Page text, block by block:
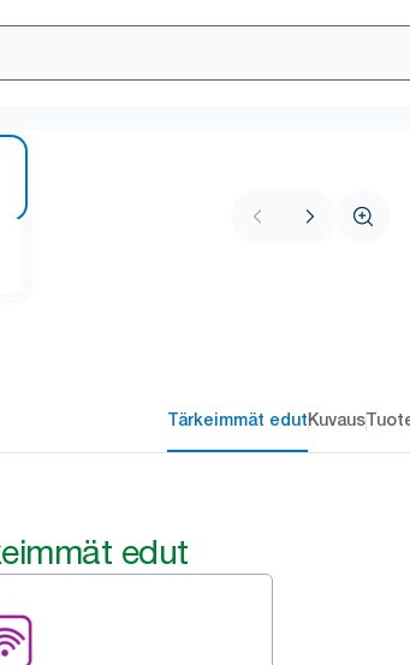
Tärkeimmät edutKuvaus
edut